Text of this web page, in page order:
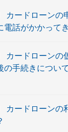
カードローンの
電話がかかって
カードローンの
の手続きについ
カードローンの